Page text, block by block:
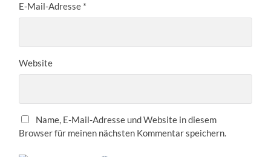
E-Mail-Adresse *
Website
Name, E-Mail-Adresse und Website in diesem
Browser für meinen nächsten Kommentar speichern.